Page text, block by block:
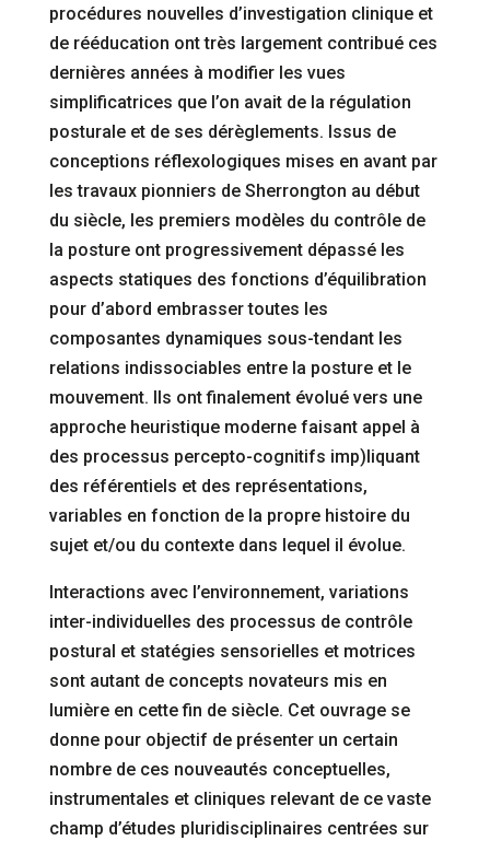
procédures nouvelles d’investigation clinique et
de rééducation ont très largement contribué ces
dernières années à modifier les vues
simplificatrices que l’on avait de la régulation
posturale et de ses dérèglements. Issus de
conceptions réflexologiques mises en avant par
les travaux pionniers de Sherrongton au début
du siècle, les premiers modèles du contrôle de
la posture ont progressivement dépassé les
aspects statiques des fonctions d’équilibration
pour d’abord embrasser toutes les
composantes dynamiques sous-tendant les
relations indissociables entre la posture et le
mouvement. Ils ont finalement évolué vers une
approche heuristique moderne faisant appel à
des processus percepto-cognitifs imp)liquant
des référentiels et des représentations,
variables en fonction de la propre histoire du
sujet et/ou du contexte dans lequel il évolue.
Interactions avec l’environnement, variations
inter-individuelles des processus de contrôle
postural et statégies sensorielles et motrices
sont autant de concepts novateurs mis en
lumière en cette fin de siècle. Cet ouvrage se
donne pour objectif de présenter un certain
nombre de ces nouveautés conceptuelles,
instrumentales et cliniques relevant de ce vaste
champ d’études pluridisciplinaires centrées sur